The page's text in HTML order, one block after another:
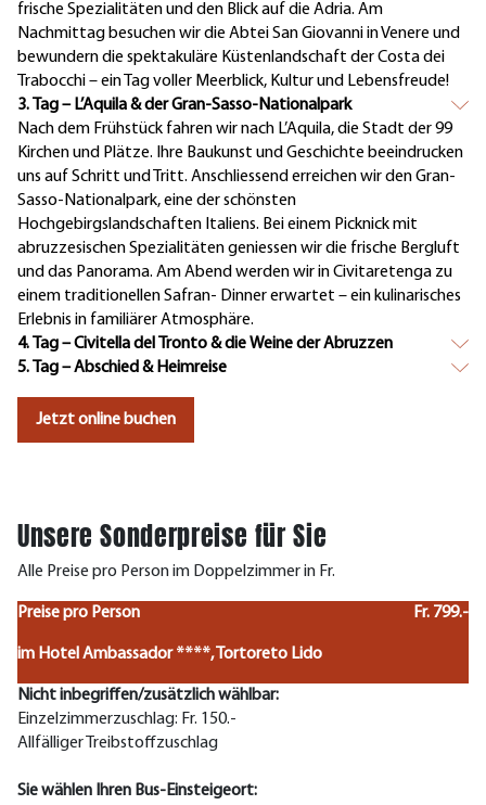
frische Spezialitäten und den Blick auf die Adria. Am
Nachmittag besuchen wir die Abtei San Giovanni in Venere und
bewundern die spektakuläre Küstenlandschaft der Costa dei
Trabocchi – ein Tag voller Meerblick, Kultur und Lebensfreude!
3. Tag – L’Aquila & der Gran-Sasso-Nationalpark
Nach dem Frühstück fahren wir nach L’Aquila, die Stadt der 99
Kirchen und Plätze. Ihre Baukunst und Geschichte beeindrucken
uns auf Schritt und Tritt. Anschliessend erreichen wir den Gran-
Sasso-Nationalpark, eine der schönsten
Hochgebirgslandschaften Italiens. Bei einem Picknick mit
abruzzesischen Spezialitäten geniessen wir die frische Bergluft
und das Panorama. Am Abend werden wir in Civitaretenga zu
einem traditionellen Safran- Dinner erwartet – ein kulinarisches
Erlebnis in familiärer Atmosphäre.
4. Tag – Civitella del Tronto & die Weine der Abruzzen
5. Tag – Abschied & Heimreise
Jetzt online buchen
Unsere Sonderpreise für Sie
Alle Preise pro Person im Doppelzimmer in Fr.
Preise pro Person Fr. 799.-
im Hotel Ambassador ****, Tortoreto Lido
Nicht inbegriffen/zusätzlich wählbar:
Einzelzimmerzuschlag: Fr. 150.-
Allfälliger Treibstoffzuschlag
Sie wählen Ihren Bus-Einsteigeort: